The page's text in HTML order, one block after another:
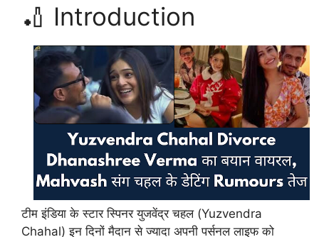
🏏 Introduction
टीम इंडिया के स्टार स्पिनरयुजवेंद्र चहल (Yuzvendra
Chahal) इन दिनों मैदान से ज्यादा अपनीपर्सनल लाइफको